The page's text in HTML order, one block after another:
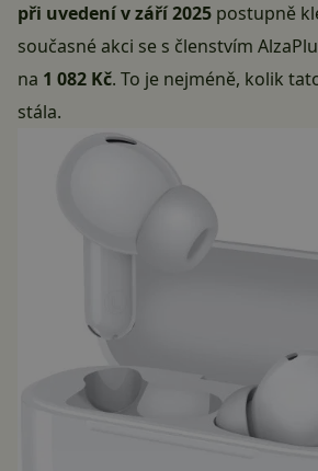
při uvedení v září 2025 postupně
současné akci se s členstvím
na 1 082 Kč. To je nejméně, kolik
stála.